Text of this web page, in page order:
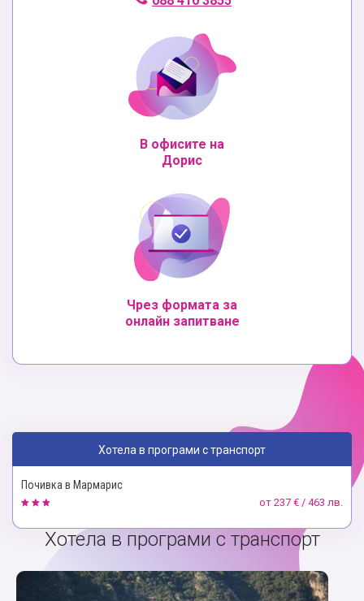
В офисите на
Дорис
Чрез формата за
онлайн запитване
Хотела в програми с транспорт
Почивка в Мармарис
от 237 € / 463 лв.
Хотела в програми с транспорт